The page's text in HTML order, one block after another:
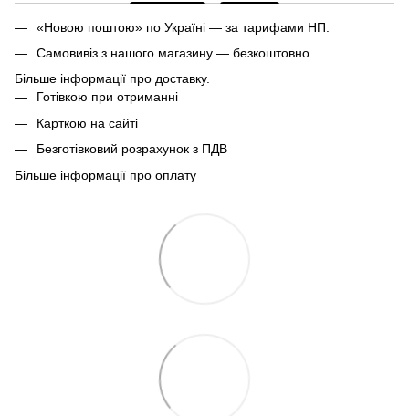
«Новою поштою» по Україні — за тарифами НП.
Самовивіз з нашого магазину — безкоштовно.
Більше інформації про доставку.
Готівкою при отриманні
Карткою на сайті
Безготівковий розрахунок з ПДВ
Більше інформації про оплату